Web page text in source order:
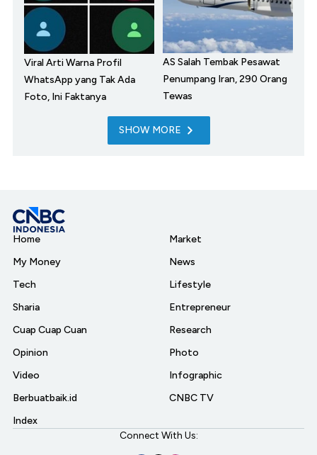
Viral Arti Warna Profil
WhatsApp yang Tak Ada
Foto, Ini Faktanya
AS Salah Tembak Pesawat
Penumpang Iran, 290 Orang
Tewas
SHOW MORE
Home
My Money
Tech
Sharia
Cuap Cuap Cuan
Opinion
Video
Berbuatbaik.id
Index
Market
News
Lifestyle
Entrepreneur
Research
Photo
Infographic
CNBC TV
Connect With Us: